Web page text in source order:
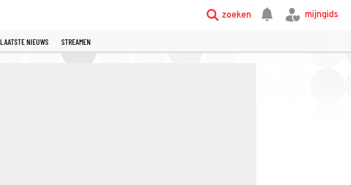
zoeken mijngids
LAATSTE NIEUWS STREAMEN